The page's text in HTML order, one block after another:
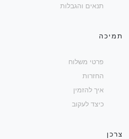
תנאים והגבלות
תמיכה
פרטי משלוח
החזרות
איך להזמין
כיצד לעקוב
צרכן